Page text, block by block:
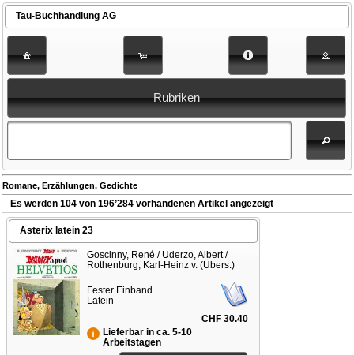
Tau-Buchhandlung AG
Rubriken
Romane, Erzählungen, Gedichte
Es werden 104 von 196’284 vorhandenen Artikel angezeigt
Asterix latein 23
Goscinny, René / Uderzo, Albert /
Rothenburg, Karl-Heinz v. (Übers.)
Fester Einband
Latein
CHF 30.40
Lieferbar in ca. 5-10
Arbeitstagen